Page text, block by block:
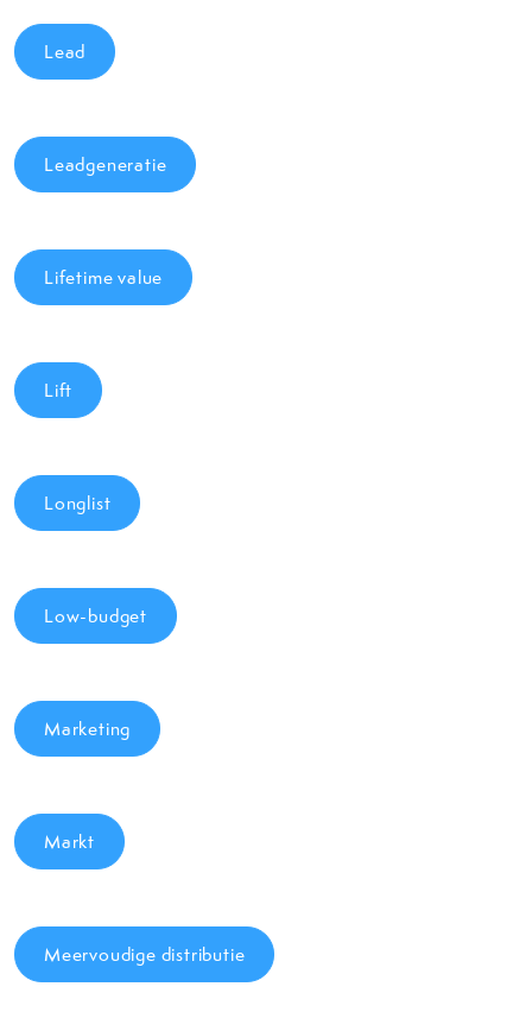
Lead
Leadgeneratie
Lifetime value
Lift
Longlist
Low-budget
Marketing
Markt
Meervoudige distributie